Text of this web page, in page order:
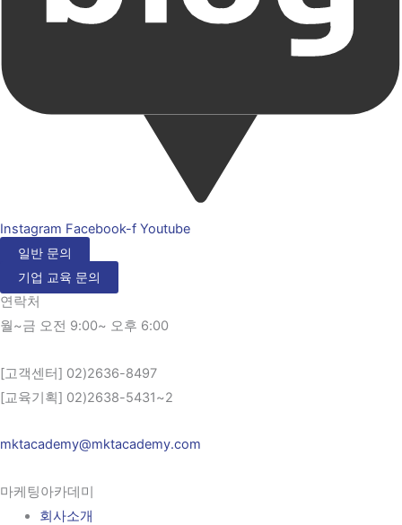
Instagram Facebook-f Youtube
일반 문의
기업 교육 문의
연락처
월~금 오전 9:00~ 오후 6:00
[고객센터] 02)2636-8497
[교육기획] 02)2638-5431~2
mktacademy@mktacademy.com
마케팅아카데미
회사소개